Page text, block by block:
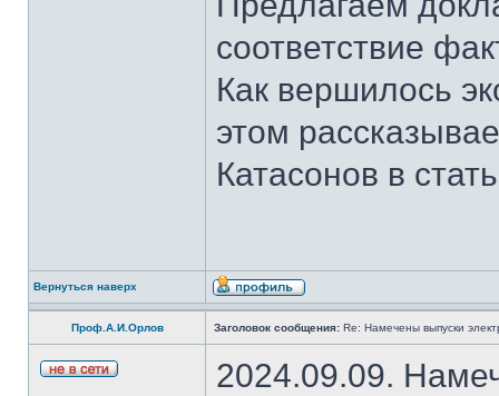
соответствие
Как вершилось
этом
Катасонов в
Вернуться наверх
Проф.А.И.Орлов Заголовок сообщения: Re: Намечены выпуски
2024.09.09.